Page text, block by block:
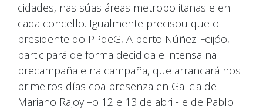
cidades, nas súas áreas metropolitanas e en
cada concello. Igualmente precisou que o
presidente do PPdeG, Alberto Núñez Feijóo,
participará de forma decidida e intensa na
precampaña e na campaña, que arrancará nos
primeiros días coa presenza en Galicia de
Mariano Rajoy –o 12 e 13 de abril- e de Pablo